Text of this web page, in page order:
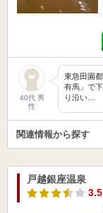
40代 男
性
東急田園
有馬」で
り沿い…
関連情報から探す
戸越銀座温泉